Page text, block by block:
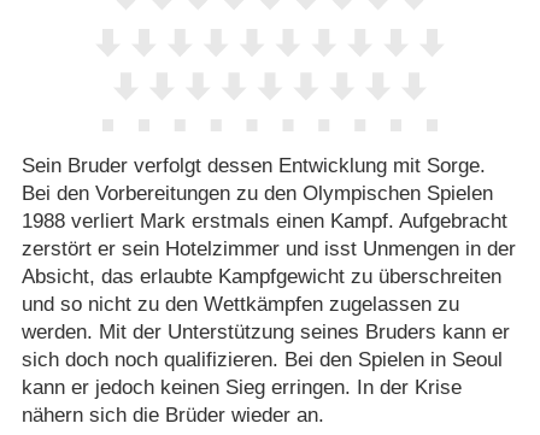
Sein Bruder verfolgt dessen Entwicklung mit Sorge.
Bei den Vorbereitungen zu den Olympischen Spielen
1988 verliert Mark erstmals einen Kampf. Aufgebracht
zerstört er sein Hotelzimmer und isst Unmengen in der
Absicht, das erlaubte Kampfgewicht zu überschreiten
und so nicht zu den Wettkämpfen zugelassen zu
werden. Mit der Unterstützung seines Bruders kann er
sich doch noch qualifizieren. Bei den Spielen in Seoul
kann er jedoch keinen Sieg erringen. In der Krise
nähern sich die Brüder wieder an.